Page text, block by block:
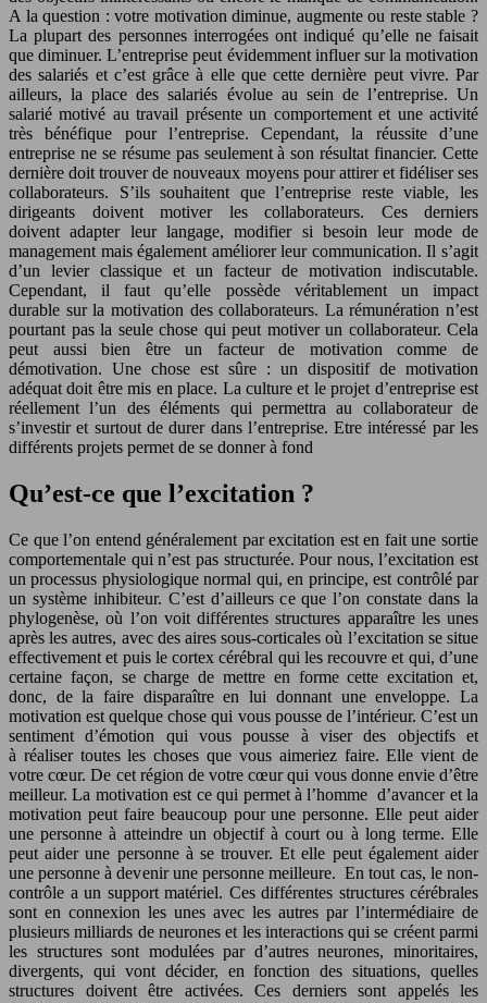
A la question : votre motivation diminue, augmente ou reste stable ?
La plupart des personnes interrogées ont indiqué qu’elle ne faisait
que diminuer. L’entreprise peut évidemment influer sur la motivation
des salariés et c’est grâce à elle que cette dernière peut vivre. Par
ailleurs, la place des salariés évolue au sein de l’entreprise. Un
salarié motivé au travail présente un comportement et une activité
très bénéfique pour l’entreprise. Cependant, la réussite d’une
entreprise ne se résume pas seulement à son résultat financier. Cette
dernière doit trouver de nouveaux moyens pour attirer et fidéliser ses
collaborateurs. S’ils souhaitent que l’entreprise reste viable, les
dirigeants doivent motiver les collaborateurs. Ces derniers
doivent adapter leur langage, modifier si besoin leur mode de
management mais également améliorer leur communication. Il s’agit
d’un levier classique et un facteur de motivation indiscutable.
Cependant, il faut qu’elle possède véritablement un impact
durable sur la motivation des collaborateurs. La rémunération n’est
pourtant pas la seule chose qui peut motiver un collaborateur. Cela
peut aussi bien être un facteur de motivation comme de
démotivation. Une chose est sûre : un dispositif de motivation
adéquat doit être mis en place. La culture et le projet d’entreprise est
réellement l’un des éléments qui permettra au collaborateur de
s’investir et surtout de durer dans l’entreprise. Etre intéressé par les
différents projets permet de se donner à fond
Qu’est-ce que l’excitation ?
Ce que l’on entend généralement par excitation est en fait une sortie
comportementale qui n’est pas structurée. Pour nous, l’excitation est
un processus physiologique normal qui, en principe, est contrôlé par
un système inhibiteur. C’est d’ailleurs ce que l’on constate dans la
phylogenèse, où l’on voit différentes structures apparaître les unes
après les autres, avec des aires sous-corticales où l’excitation se situe
effectivement et puis le cortex cérébral qui les recouvre et qui, d’une
certaine façon, se charge de mettre en forme cette excitation et,
donc, de la faire disparaître en lui donnant une enveloppe. La
motivation est quelque chose qui vous pousse de l’intérieur. C’est un
sentiment d’émotion qui vous pousse à viser des objectifs et
à réaliser toutes les choses que vous aimeriez faire. Elle vient de
votre cœur. De cet région de votre cœur qui vous donne envie d’être
meilleur. La motivation est ce qui permet à l’homme d’avancer et la
motivation peut faire beaucoup pour une personne. Elle peut aider
une personne à atteindre un objectif à court ou à long terme. Elle
peut aider une personne à se trouver. Et elle peut également aider
une personne à devenir une personne meilleure. En tout cas, le non-
contrôle a un support matériel. Ces différentes structures cérébrales
sont en connexion les unes avec les autres par l’intermédiaire de
plusieurs milliards de neurones et les interactions qui se créent parmi
les structures sont modulées par d’autres neurones, minoritaires,
divergents, qui vont décider, en fonction des situations, quelles
structures doivent être activées. Ces derniers sont appelés les